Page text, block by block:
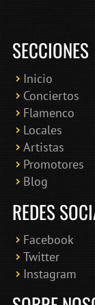
SECCIONES
Inicio
Conciertos
Flamenco
Locales
Artistas
Promotores
Blog
REDES
Facebook
Twitter
Instagram